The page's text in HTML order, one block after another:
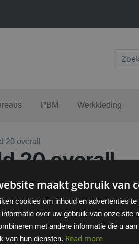
PBM Werkkleding
20 overall
20 overall
maakt gebruik van
cookies om inhoud en advertenties
informatie over uw gebruik van onze site
met andere informatie die u
van hun diensten. Read more